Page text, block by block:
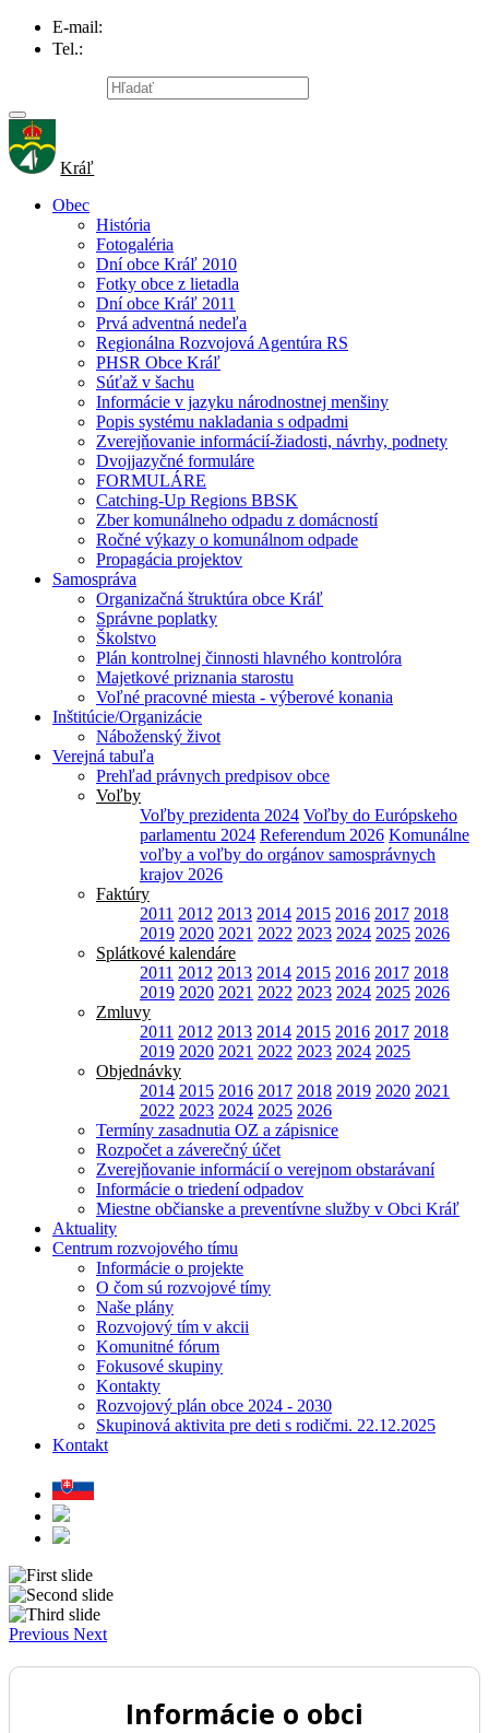
E-mail:
Tel.:
Kráľ
Obec
História
Fotogaléria
Dní obce Kráľ 2010
Fotky obce z lietadla
Dní obce Kráľ 2011
Prvá adventná nedeľa
Regionálna Rozvojová Agentúra RS
PHSR Obce Kráľ
Súťaž v šachu
Informácie v jazyku národnostnej menšiny
Popis systému nakladania s odpadmi
Zverejňovanie informácií-žiadosti, návrhy, podnety
Dvojjazyčné formuláre
FORMULÁRE
Catching-Up Regions BBSK
Zber komunálneho odpadu z domácností
Ročné výkazy o komunálnom odpade
Propagácia projektov
Samospráva
Organizačná štruktúra obce Kráľ
Správne poplatky
Školstvo
Plán kontrolnej činnosti hlavného kontrolóra
Majetkové priznania starostu
Voľné pracovné miesta - výberové konania
Inštitúcie/Organizácie
Náboženský život
Verejná tabuľa
Prehľad právnych predpisov obce
Voľby
Voľby prezidenta 2024 Voľby do Európskeho
parlamentu 2024 Referendum 2026 Komunálne
voľby a voľby do orgánov samosprávnych
krajov 2026
Faktúry
2011 2012 2013 2014 2015 2016 2017 2018
2019 2020 2021 2022 2023 2024 2025 2026
Splátkové kalendáre
2011 2012 2013 2014 2015 2016 2017 2018
2019 2020 2021 2022 2023 2024 2025 2026
Zmluvy
2011 2012 2013 2014 2015 2016 2017 2018
2019 2020 2021 2022 2023 2024 2025
Objednávky
2014 2015 2016 2017 2018 2019 2020 2021
2022 2023 2024 2025 2026
Termíny zasadnutia OZ a zápisnice
Rozpočet a záverečný účet
Zverejňovanie informácií o verejnom obstarávaní
Informácie o triedení odpadov
Miestne občianske a preventívne služby v Obci Kráľ
Aktuality
Centrum rozvojového tímu
Informácie o projekte
O čom sú rozvojové tímy
Naše plány
Rozvojový tím v akcii
Komunitné fórum
Fokusové skupiny
Kontakty
Rozvojový plán obce 2024 - 2030
Skupinová aktivita pre deti s rodičmi. 22.12.2025
Kontakt
Previous Next
Informácie o obci